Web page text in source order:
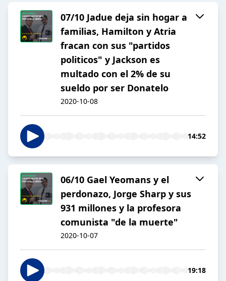
07/10 Jadue deja sin hogar a
familias, Hamilton y Atria
fracan con sus "partidos
politicos" y Jackson es
multado con el 2% de su
sueldo por ser Donatelo
2020-10-08
14:52
06/10 Gael Yeomans y el
perdonazo, Jorge Sharp y sus
931 millones y la profesora
comunista "de la muerte"
2020-10-07
19:18